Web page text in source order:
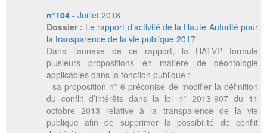
n°104 - Juillet 2018
Dossier : Le rapport d’activité de la Haute Autorité pour
la transparence de la vie publique 2017
Dans l’annexe de ce rapport, la HATVP formule
plusieurs propositions en matière de déontologie
applicables dans la fonction publique :
- sa proposition n° 6 préconise de modifier la définition
du conflit d’intérêts dans la loi n° 2013-907 du 11
octobre 2013 relative à la transparence de la vie
publique afin de supprimer la possibilité de conflit